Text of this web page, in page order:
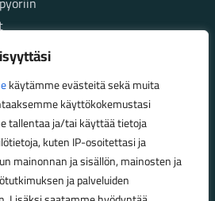
käytämme evästeitä sekä muita
käyttökokemustasi
tallentaa ja/tai käyttää tietoja
kuten IP-osoitettasi ja
mainonnan ja sisällön, mainosten ja
ja palveluiden
huoletonta etenemistä
(1.10.2025 – 28.2.2026)